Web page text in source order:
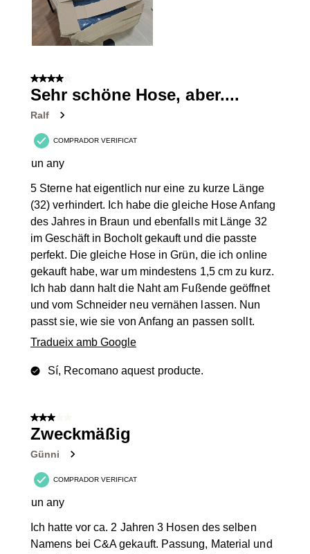
4 de 5 estrelles.
Sehr schöne Hose, aber....
Ralf
COMPRADOR VERIFICAT
un any
5 Sterne hat eigentlich nur eine zu kurze Länge
(32) verhindert. Ich habe die gleiche Hose Anfang
des Jahres in Braun und ebenfalls mit Länge 32
im Geschäft in Bocholt gekauft und die passte
perfekt. Die gleiche Hose in Grün, die ich online
gekauft habe, war um mindestens 1,5 cm zu kurz.
Ich hab dann halt die Naht am Fußende geöffnet
und vom Schneider neu vernähen lassen. Nun
passt sie, wie sie von Anfang an passen sollt.
Tradueix amb Google
Sí, Recomano aquest producte.
3 de 5 estrelles.
Zweckmäßig
Günni
COMPRADOR VERIFICAT
un any
Ich hatte vor ca. 2 Jahren 3 Hosen des selben
Namens bei C&A gekauft. Passung, Material und